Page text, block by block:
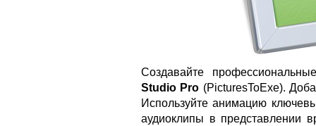
Создавайте
Studio Pro (PicturesToExe).
Используйте анимацию
аудиоклипы в